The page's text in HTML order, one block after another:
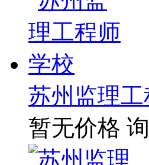
苏州监理
暂无价格